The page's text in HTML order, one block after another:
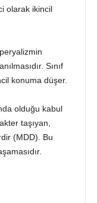
olarak ikincil
Sınıf
konuma düşer.
olduğu kabul
taşıyan,
(MDD). Bu